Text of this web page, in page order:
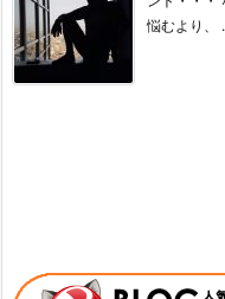
悩むより、